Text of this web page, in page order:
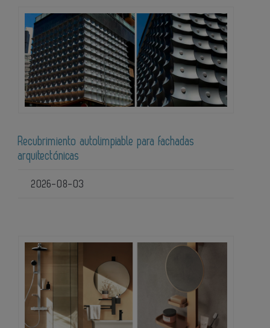
Recubrimiento autolimpiable para fachadas
arquitectónicas
2026-08-03